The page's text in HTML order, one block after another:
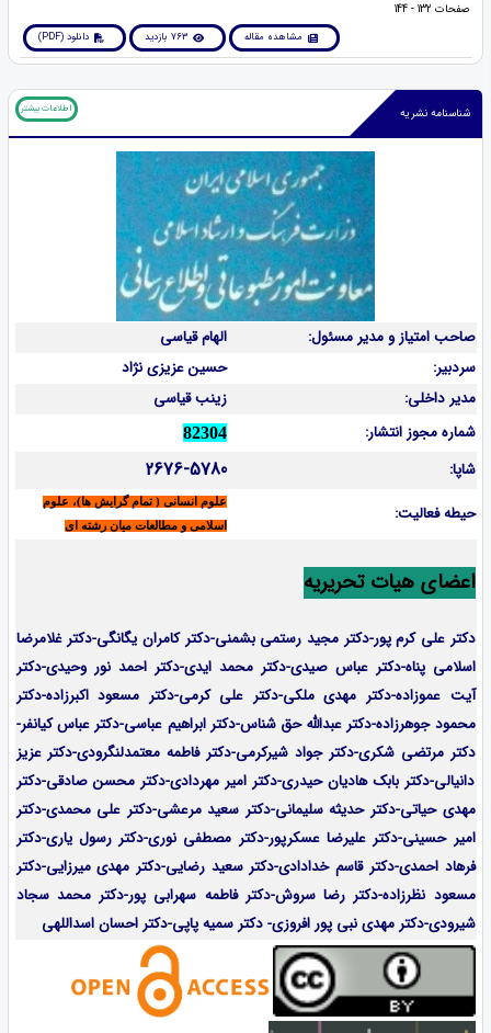
صفحات 132 - 144
مشاهده مقاله 763 بازدید دانلود (PDF)
شناسنامه نشریه اطلاعات بیشتر
صاحب امتیاز و مدیر مسئول:
الهام قیاسی
سردبیر:
حسین عزیزی نژاد
مدیر داخلی:
زینب قیاسی
شماره مجوز انتشار:
82304
شاپا: 2676-5780
حیطه فعالیت:
علوم انسانی ( تمام گرایش ها)، علوم
اسلامی و مطالعات میان رشته ای
اعضای هیات تحریریه
دکتر علی کرم پور-دکتر مجید رستمی بشمنی-دکتر کامران یگانگی-دکتر غلامرضا
اسلامی پناه-دکتر عباس صیدی-دکتر محمد ایدی-دکتر احمد نور وحیدی-دکتر
آیت عموزاده-دکتر مهدی ملکی-دکتر علی کرمی-دکتر مسعود اکبرزاده-دکتر
محمود جوهرزاده-دکتر عبدالله حق شناس-دکتر ابراهیم عباسی-دکتر عباس کیانفر-
دکتر مرتضی شکری-دکتر جواد شیرکرمی-دکتر فاطمه معتمدلنگرودی-دکتر عزیز
دانیالی-دکتر بابک هادیان حیدری-دکتر امیر مهردادی-دکتر محسن صادقی-دکتر
مهدی حیاتی-دکتر حدیثه سلیمانی-دکتر سعید مرعشی-دکتر علی محمدی-دکتر
امیر حسینی-دکتر علیرضا عسکرپور-دکتر مصطفی نوری-دکتر رسول یاری-دکتر
فرهاد احمدی-دکتر قاسم خدادادی-دکتر سعید رضایی-دکتر مهدی میرزایی-دکتر
مسعود نظرزاده-دکتر رضا سروش-دکتر فاطمه سهرابی پور-دکتر محمد سجاد
شیرودی-دکتر مهدی نبی پور افروزی- دکتر سمیه پاپی-دکتر احسان اسداللهی